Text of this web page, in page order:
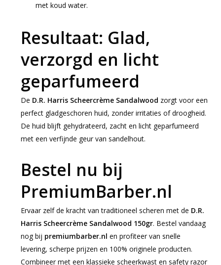
met koud water.
Resultaat: Glad,
verzorgd en licht
geparfumeerd
De D.R. Harris Scheercrème Sandalwood zorgt voor een
perfect gladgeschoren huid, zonder irritaties of droogheid.
De huid blijft gehydrateerd, zacht en licht geparfumeerd
met een verfijnde geur van sandelhout.
Bestel nu bij
PremiumBarber.nl
Ervaar zelf de kracht van traditioneel scheren met de D.R.
Harris Scheercrème Sandalwood 150gr. Bestel vandaag
nog bij premiumbarber.nl en profiteer van snelle
levering, scherpe prijzen en 100% originele producten.
Combineer met een klassieke scheerkwast en safety razor